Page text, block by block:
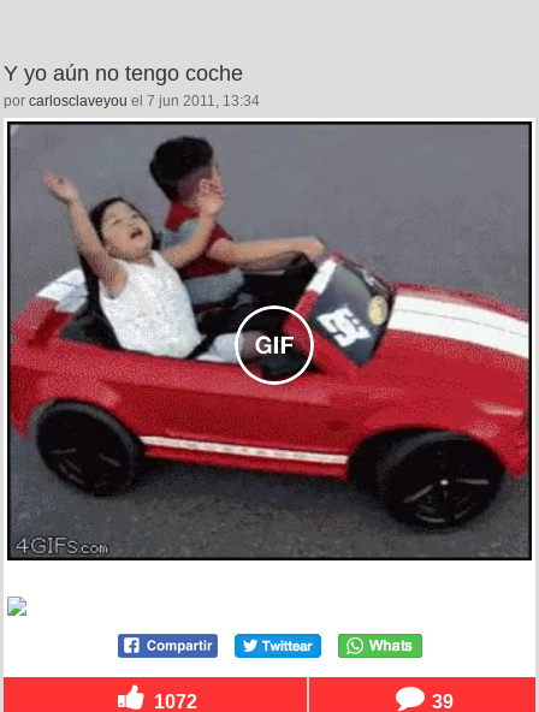
Y yo aún no tengo coche
por carlosclaveyou el 7 jun 2011, 13:34
1072 39